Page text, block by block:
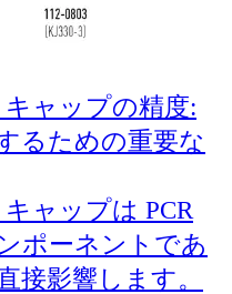
キャップの精度:
るための重要な
ャップは PCR
ポーネントであ
接影響します。